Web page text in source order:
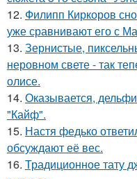
12. Филипп Киркоров
уже сравнивают его с
13. Зернистые,
неровном свете - так
олисе.
14. Оказывается,
"Кайф".
15. Настя федько
обсуждают её вес.
16. Традиционное тату